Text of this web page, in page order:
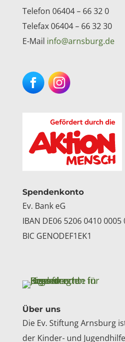
Telefon 06404 – 66 32 0
Telefax 06404 – 66 32 30
E-Mail info@arnsburg.de
Spendenkonto
Ev. Bank eG
IBAN DE06 5206 0410 0005
BIC GENODEF1EK1
Über uns
Die Ev. Stiftung Arnsburg
der Kinder- und